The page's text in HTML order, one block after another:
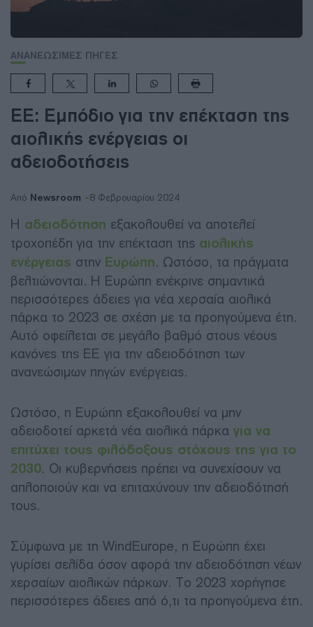
ΑΝΑΝΕΩΣΙΜΕΣ ΠΗΓΕΣ
ΕΕ: Εμπόδιο για την επέκταση της
αιολικής ενέργειας οι
αδειοδοτήσεις
Από Newsroom 8 Φεβρουαρίου 2024
Η αδειοδότηση εξακολουθεί να αποτελεί
τροχοπέδη για την επέκταση της αιολικής
ενέργειας στην Ευρώπη. Ωστόσο, τα πράγματα
βελτιώνονται. Η Ευρώπη ενέκρινε σημαντικά
περισσότερες άδειες για νέα χερσαία αιολικά
πάρκα το 2023 σε σχέση με τα προηγούμενα έτη.
Αυτό οφείλεται σε μεγάλο βαθμό στους νέους
κανόνες της ΕΕ για την αδειοδότηση των
ανανεώσιμων πηγών ενέργειας.
Ωστόσο, η Ευρώπη εξακολουθεί να μην
αδειοδοτεί αρκετά νέα αιολικά πάρκα για να
επιτύχει τους φιλόδοξους στόχους της για το
2030. Οι κυβερνήσεις πρέπει να συνεχίσουν να
απλοποιούν και να επιταχύνουν την αδειοδότησή
τους.
Σύμφωνα με τη WindEurope, η Ευρώπη έχει
γυρίσει σελίδα όσον αφορά την αδειοδότηση νέων
χερσαίων αιολικών πάρκων. Το 2023 χορήγησε
περισσότερες άδειες από ό,τι τα προηγούμενα έτη.